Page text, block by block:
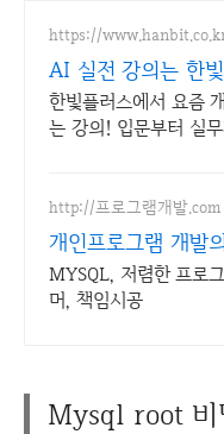
https://
AI 실전 강의는 한
전 학습의 정석
한빛플러스에서 요즘
는 강의! 입문부터 실
http://프로그램개발.com
개인프로그램 개발
MYSQL, 저렴한 프로
머, 책임시공
Mysql root